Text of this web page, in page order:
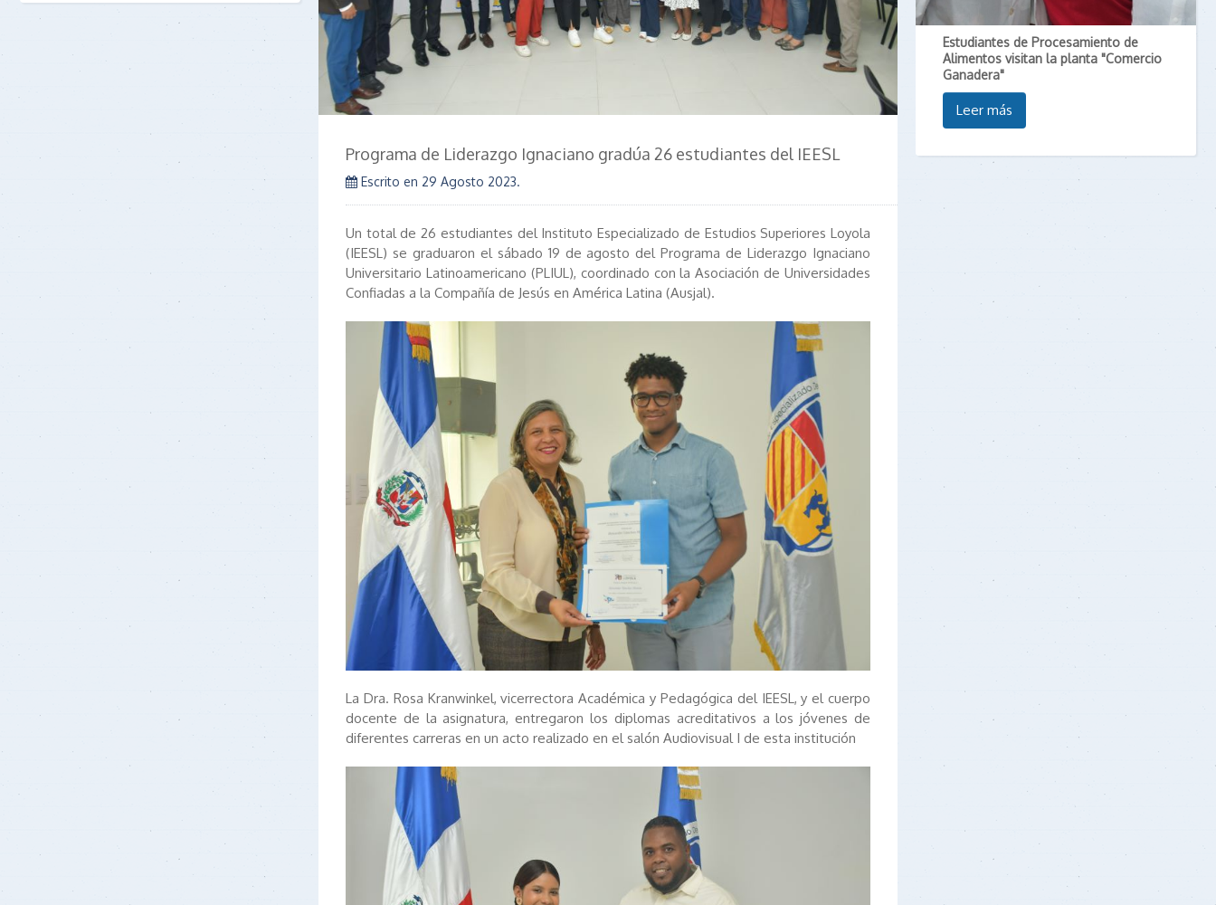
Programa de Liderazgo Ignaciano gradúa 26 estudiantes del IEESL
Escrito en 29 Agosto 2023.
Un total de 26 estudiantes del Instituto Especializado de Estudios Superiores Loyola
(IEESL) se graduaron el sábado 19 de agosto del Programa de Liderazgo Ignaciano
Universitario Latinoamericano (PLIUL), coordinado con la Asociación de Universidades
Confiadas a la Compañía de Jesús en América Latina (Ausjal).
La Dra. Rosa Kranwinkel, vicerrectora Académica y Pedagógica del IEESL, y el cuerpo
docente de la asignatura, entregaron los diplomas acreditativos a los jóvenes de
diferentes carreras en un acto realizado en el salón Audiovisual I de esta institución
Estudiantes de Procesamiento de
Alimentos visitan la planta "Comercio
Ganadera"
Leer más